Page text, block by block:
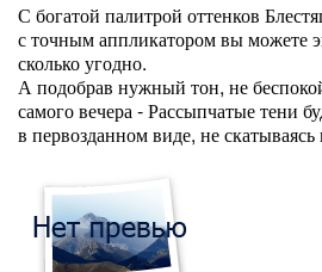
С богатой палитрой оттенков
с точным аппликатором вы можете
сколько угодно.
А подобрав нужный тон, не
самого вечера - Рассыпчатые тени
в первозданном виде, не скатываясь